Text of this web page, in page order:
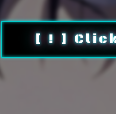
[ ! ]